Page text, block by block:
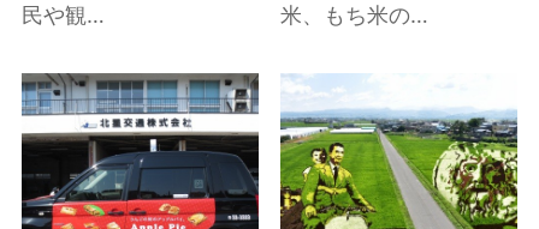
民や観…
米、もち米の…
アップルパイタクシー
の詳細はこちら
田舎館村展望台（田舎
館村第1田んぼアート）
の詳細はこちら